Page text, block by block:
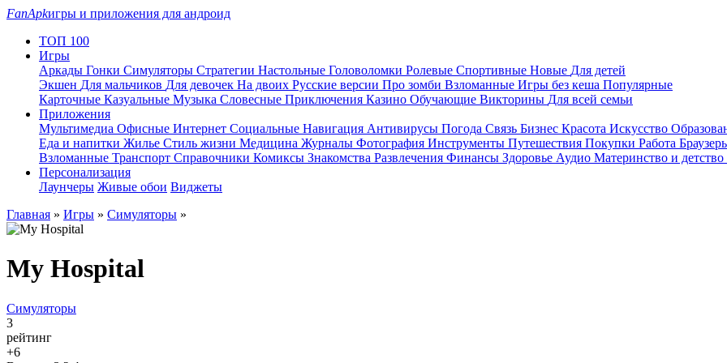
FanApkигры и приложения для андроид
ТОП 100
Игры
Аркады Гонки Симуляторы Стратегии Настольные Головоломки Ролевые Спортивные Новые Для детей
Экшен Для мальчиков Для девочек На двоих Русские версии Про зомби Взломанные Игры без кеша Популярные
Карточные Казуальные Музыка Словесные Приключения Казино Обучающие Викторины Для всей семьи
Приложения
Мультимедиа Офисные Интернет Социальные Навигация Антивирусы Погода Связь Бизнес Красота Искусство
Еда и напитки Жилье Стиль жизни Медицина Журналы Фотография Инструменты Путешествия Покупки Работа
Взломанные Транспорт Справочники Комиксы Знакомства Развлечения Финансы Здоровье Аудио Материнство и детство
Персонализация
Лаунчеры Живые обои Виджеты
Главная » Игры » Симуляторы »
My Hospital
Симуляторы
3
рейтинг
+6